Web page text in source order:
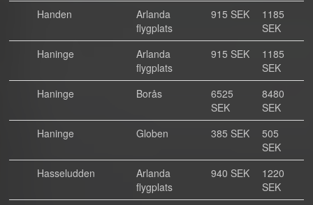
Handen
Arlanda
flygplats
915 SEK
1185
SEK
Haninge
Arlanda
flygplats
915 SEK
1185
SEK
Haninge
Borås
6525
SEK
8480
SEK
Haninge
Globen 385 SEK
505
SEK
Hasseludden
Arlanda
flygplats
940 SEK
1220
SEK